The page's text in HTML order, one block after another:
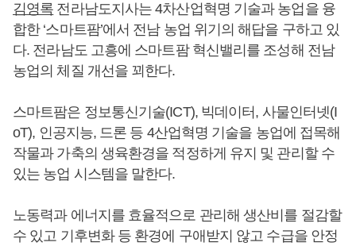
김영록 전라남도지사는 4차산업혁명 기술과 농업을 융
합한 ‘스마트팜’에서 전남 농업 위기의 해답을 구하고 있
다. 전라남도 고흥에 스마트팜 혁신밸리를 조성해 전남
농업의 체질 개선을 꾀한다.
스마트팜은 정보통신기술(ICT), 빅데이터, 사물인터넷(I
oT), 인공지능, 드론 등 4산업혁명 기술을 농업에 접목해
작물과 가축의 생육환경을 적정하게 유지 및 관리할 수
있는 농업 시스템을 말한다.
노동력과 에너지를 효율적으로 관리해 생산비를 절감할
수 있고 기후변화 등 환경에 구애받지 않고 수급을 안정